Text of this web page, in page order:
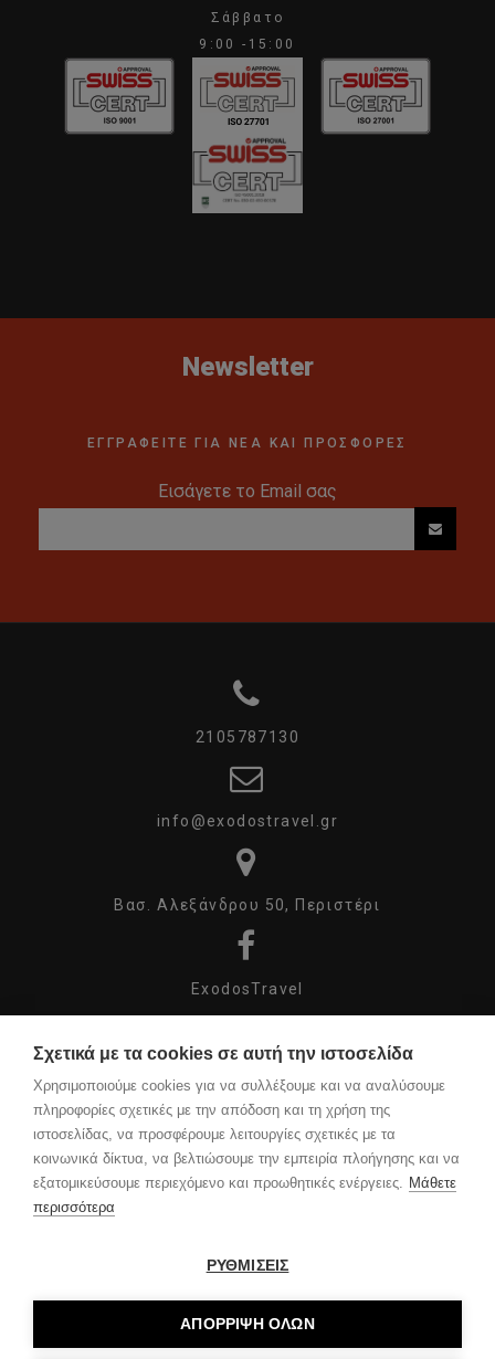
Σάββατο
9:00 -15:00
Newsletter
ΕΓΓΡΑΦΕΙΤΕ ΓΙΑ ΝΕΑ ΚΑΙ ΠΡΟΣΦΟΡΕΣ
Εισάγετε το Email σας
2105787130
info@exodostravel.gr
Βασ. Αλεξάνδρου 50, Περιστέρι
ExodosTravel
COPYRIGHT ©
2023 DESIGN
BYXIT
0260E60000526000
ΣΤΟFACEBOOK
Σχετικά με τα cookies σε αυτή την ιστοσελίδα
Χρησιμοποιούμε cookies για να συλλέξουμε και να αναλύσουμε
πληροφορίες σχετικές με την απόδοση και τη χρήση της
ιστοσελίδας, να προσφέρουμε λειτουργίες σχετικές με τα
κοινωνικά δίκτυα, να βελτιώσουμε την εμπειρία πλοήγησης και να
εξατομικεύσουμε περιεχόμενο και προωθητικές ενέργειες. Μάθετε
περισσότερα
ΡΥΘΜΙΣΕΙΣ
ΑΠΟΡΡΙΨΗ ΟΛΩΝ